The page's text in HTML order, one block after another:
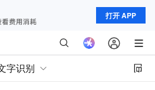
打开 APP
字识别